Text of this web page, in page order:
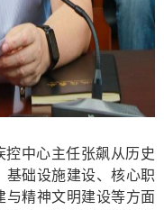
控中心主任张飙从历史
基础设施建设、核心职
与精神文明建设等方面